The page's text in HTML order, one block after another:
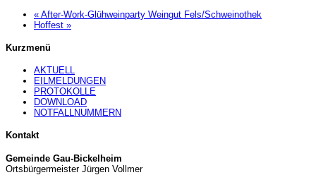
« After-Work-Glühweinparty Weingut Fels/Schweinothek
Hoffest »
Kurzmenü
AKTUELL
EILMELDUNGEN
PROTOKOLLE
DOWNLOAD
NOTFALLNUMMERN
Kontakt
Gemeinde Gau-Bickelheim
Ortsbürgermeister Jürgen Vollmer